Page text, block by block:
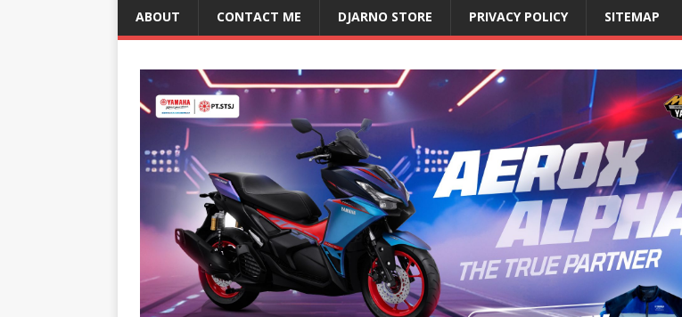
ABOUT CONTACT ME DJARNO STORE PRIVACY POLICY SITEMAP